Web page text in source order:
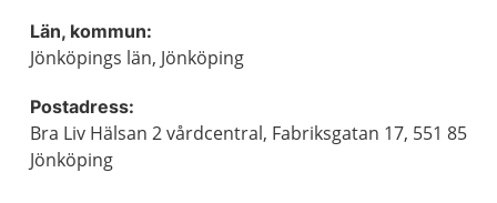
Län, kommun:
Jönköpings län, Jönköping
Postadress:
Bra Liv Hälsan 2 vårdcentral, Fabriksgatan 17, 551 85
Jönköping